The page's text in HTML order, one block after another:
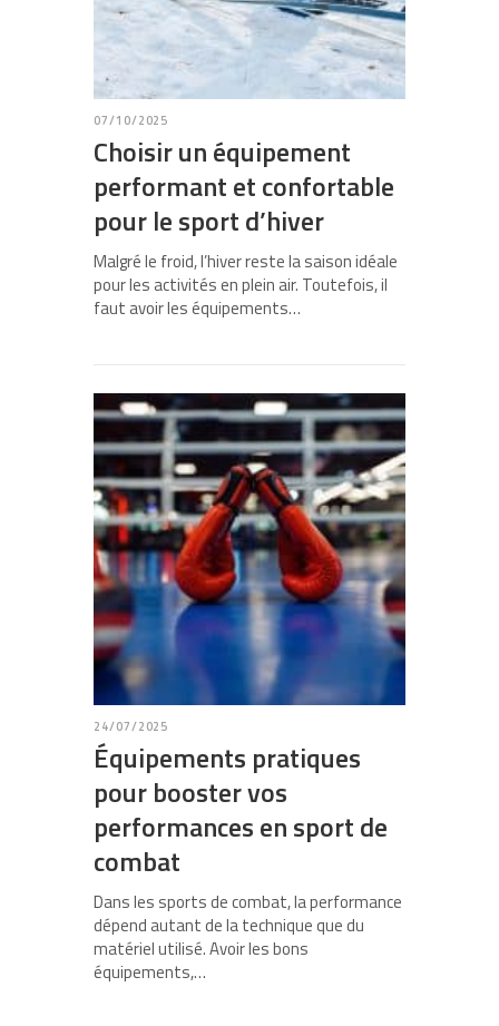
07/10/2025
Choisir un équipement
performant et confortable
pour le sport d’hiver
Malgré le froid, l’hiver reste la saison idéale
pour les activités en plein air. Toutefois, il
faut avoir les équipements…
24/07/2025
Équipements pratiques
pour booster vos
performances en sport de
combat
Dans les sports de combat, la performance
dépend autant de la technique que du
matériel utilisé. Avoir les bons
équipements,…